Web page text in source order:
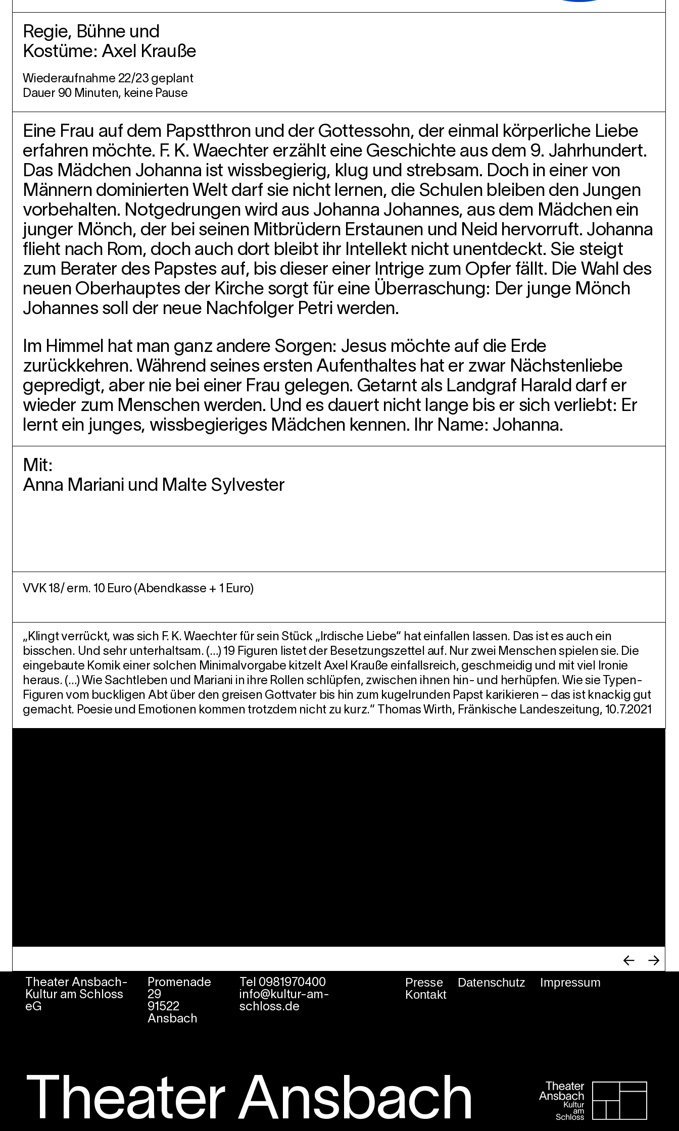
Regie, Bühne und
Kostüme: Axel Krauße
Wiederaufnahme 22/23 geplant
Dauer 90 Minuten, keine Pause
Eine Frau auf dem Papstthron und der Gottessohn, der einmal körperliche Liebe
erfahren möchte. F. K. Waechter erzählt eine Geschichte aus dem 9. Jahrhundert.
Das Mädchen Johanna ist wissbegierig, klug und strebsam. Doch in einer von
Männern dominierten Welt darf sie nicht lernen, die Schulen bleiben den Jungen
vorbehalten. Notgedrungen wird aus Johanna Johannes, aus dem Mädchen ein
junger Mönch, der bei seinen Mitbrüdern Erstaunen und Neid hervorruft. Johanna
flieht nach Rom, doch auch dort bleibt ihr Intellekt nicht unentdeckt. Sie steigt
zum Berater des Papstes auf, bis dieser einer Intrige zum Opfer fällt. Die Wahl des
neuen Oberhauptes der Kirche sorgt für eine Überraschung: Der junge Mönch
Johannes soll der neue Nachfolger Petri werden.
Im Himmel hat man ganz andere Sorgen: Jesus möchte auf die Erde
zurückkehren. Während seines ersten Aufenthaltes hat er zwar Nächstenliebe
gepredigt, aber nie bei einer Frau gelegen. Getarnt als Landgraf Harald darf er
wieder zum Menschen werden. Und es dauert nicht lange bis er sich verliebt: Er
lernt ein junges, wissbegieriges Mädchen kennen. Ihr Name: Johanna.
Mit:
Anna Mariani und Malte Sylvester
VVK 18/ erm. 10 Euro (Abendkasse + 1 Euro)
„Klingt verrückt, was sich F. K. Waechter für sein Stück „Irdische Liebe“ hat einfallen lassen. Das ist es auch ein
bisschen. Und sehr unterhaltsam. (…) 19 Figuren listet der Besetzungszettel auf. Nur zwei Menschen spielen sie. Die
eingebaute Komik einer solchen Minimalvorgabe kitzelt Axel Krauße einfallsreich, geschmeidig und mit viel Ironie
heraus. (…) Wie Sachtleben und Mariani in ihre Rollen schlüpfen, zwischen ihnen hin- und herhüpfen. Wie sie Typen-
Figuren vom buckligen Abt über den greisen Gottvater bis hin zum kugelrunden Papst karikieren – das ist knackig gut
gemacht. Poesie und Emotionen kommen trotzdem nicht zu kurz.“ Thomas Wirth, Fränkische Landeszeitung, 10.7.2021
Theater Ansbach-
Kultur am Schloss
eG
Promenade
29
91522
Ansbach
Tel 0981970400
info@kultur-am-
schloss.de
Presse Datenschutz
Impressum
Kontakt
Theater Ansbach